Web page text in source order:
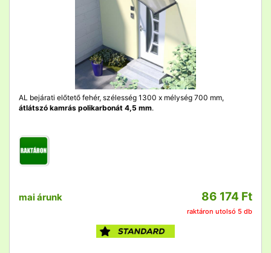
AL bejárati előtető fehér, szélesség 1300 x mélység 700 mm,
átlátszó kamrás polikarbonát 4,5 mm.
mai árunk 86 174 Ft
raktáron utolsó 5 db